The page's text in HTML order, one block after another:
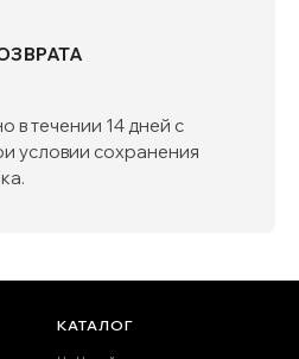
в течении 14 дней с
условии сохранения
КАТАЛОГ